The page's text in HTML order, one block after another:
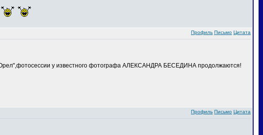
Профиль Письмо Цитата
у известного фотографа АЛЕКСАНДРА БЕСЕДИНА продолжаются!
Профиль Письмо Цитата